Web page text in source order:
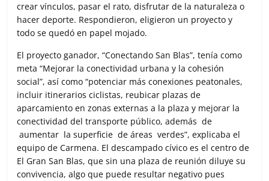
crear vínculos, pasar el rato, disfrutar de la naturaleza o
hacer deporte. Respondieron, eligieron un proyecto y
todo se quedó en papel mojado.
El proyecto ganador, “Conectando San Blas”, tenía como
meta “Mejorar la conectividad urbana y la cohesión
social”, así como “potenciar más conexiones peatonales,
incluir itinerarios ciclistas, reubicar plazas de
aparcamiento en zonas externas a la plaza y mejorar la
conectividad del transporte público, además de
aumentar la superficie de áreas verdes”, explicaba el
equipo de Carmena. El descampado cívico es el centro de
El Gran San Blas, que sin una plaza de reunión diluye su
convivencia, algo que puede resultar negativo pues